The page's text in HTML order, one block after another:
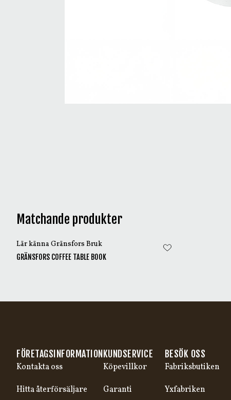
Matchande produkter
Lär känna Gränsfors Bruk
GRÄNSFORS COFFEE TABLE BOOK
FÖRETAGSINFORMATION
Kontakta oss
Hitta återförsäljare
KUNDSERVICE
Köpevillkor
Garanti
BESÖK OSS
Fabriksbutiken
Yxfabriken